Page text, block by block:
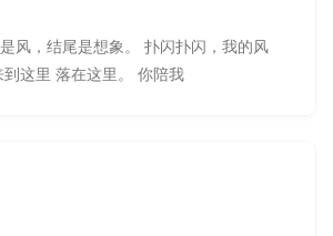
风，结尾是想象。 扑闪扑闪，我的风
这里 落在这里。 你陪我